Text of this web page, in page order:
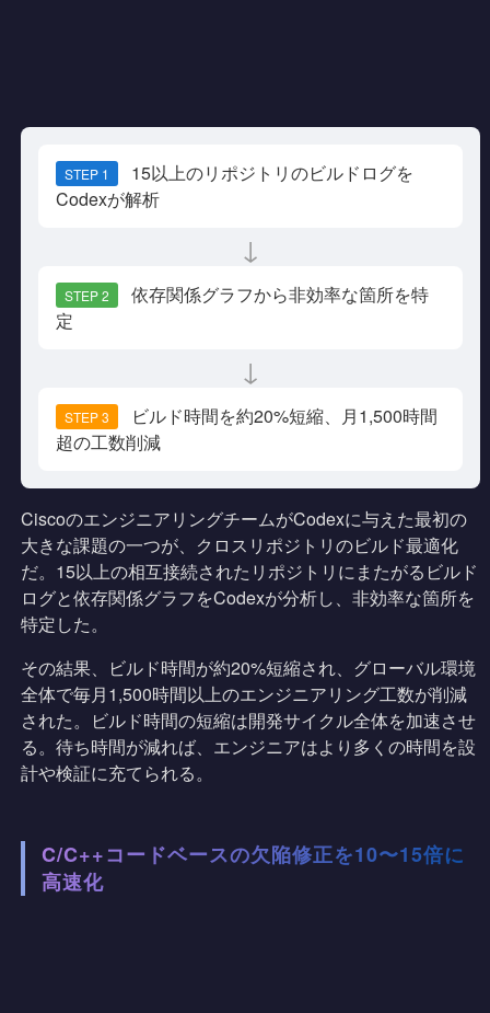
STEP 1
15以上のリポジトリのビルドログを
Codexが解析
↓
STEP 2
依存関係グラフから非効率な箇所を特
定
↓
STEP 3
ビルド時間を約20%短縮、月1,500時間
超の工数削減
CiscoのエンジニアリングチームがCodexに与えた最初の
大きな課題の一つが、クロスリポジトリのビルド最適化
だ。15以上の相互接続されたリポジトリにまたがるビルド
ログと依存関係グラフをCodexが分析し、非効率な箇所を
特定した。
その結果、ビルド時間が約20%短縮され、グローバル環境
全体で毎月1,500時間以上のエンジニアリング工数が削減
された。ビルド時間の短縮は開発サイクル全体を加速させ
る。待ち時間が減れば、エンジニアはより多くの時間を設
計や検証に充てられる。
C/C++コードベースの欠陥修正を10〜15倍に
高速化